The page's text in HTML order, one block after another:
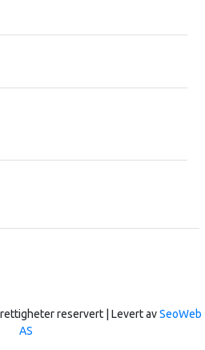
reservert | Levert avSeoWeb
AS